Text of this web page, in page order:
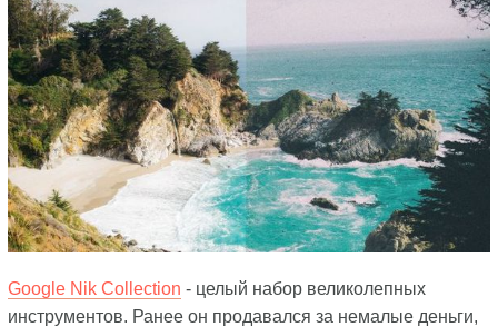
Google Nik Collection - целый набор великолепных
инструментов. Ранее он продавался за немалые деньги,